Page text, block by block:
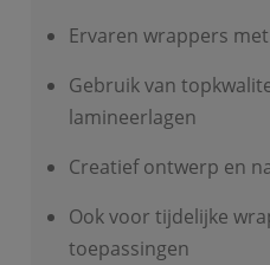
Ervaren wrappers
Gebruik van
lamineerlagen
Creatief ontwerp en
Ook voor tijdelijke
toepassingen